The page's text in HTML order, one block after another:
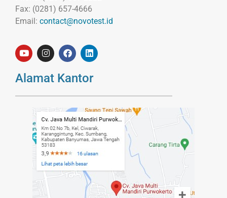
Fax: (0281) 657-4666
Email: contact@novotest.id
Alamat Kantor